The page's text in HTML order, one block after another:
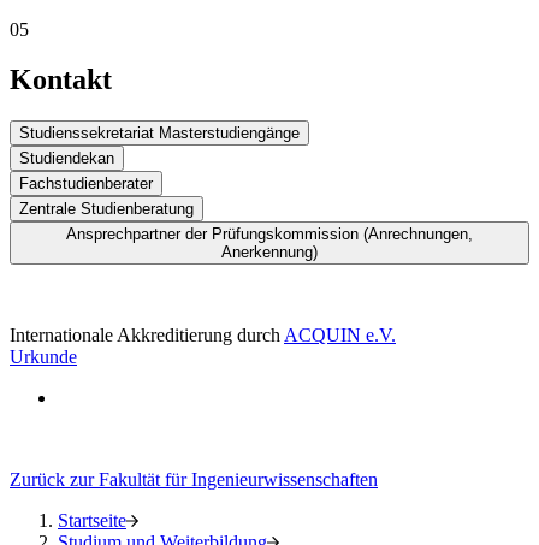
05
Kontakt
Studienssekretariat Masterstudiengänge
Studiendekan
Fachstudienberater
Zentrale Studienberatung
Ansprechpartner der Prüfungskommission (Anrechnungen,
Anerkennung)
Internationale Akkreditierung durch ACQUIN e.V.
Urkunde
Zurück zur Fakultät für Ingenieurwissenschaften
Startseite